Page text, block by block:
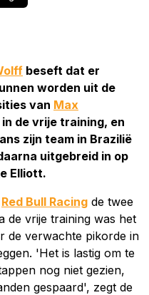
beseft dat er
worden uit de
van Max
de vrije training, en
zijn team in Brazilië
uitgebreid in op
Elliott.
Red Bull Racing de twee
de vrije training was het
de verwachte pikorde in
'Het is lastig om te
nog niet gezien,
gespaard', zegt de